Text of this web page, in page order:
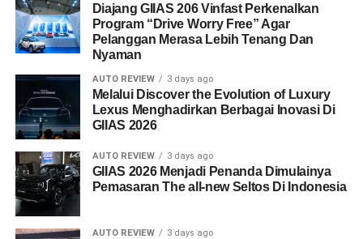
Diajang GIIAS 206 Vinfast Perkenalkan
Program “Drive Worry Free” Agar
Pelanggan Merasa Lebih Tenang Dan
Nyaman
AUTO REVIEW 3 days ago
Melalui Discover the Evolution of Luxury
Lexus Menghadirkan Berbagai Inovasi Di
GIIAS 2026
AUTO REVIEW 3 days ago
GIIAS 2026 Menjadi Penanda Dimulainya
Pemasaran The all-new Seltos Di Indonesia
AUTO REVIEW 3 days ago